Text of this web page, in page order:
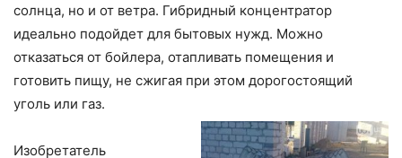
солнца, но и от ветра. Гибридный концентратор
идеально подойдет для бытовых нужд. Можно
отказаться от бойлера, отапливать помещения и
готовить пищу, не сжигая при этом дорогостоящий
уголь или газ.
Изобретатель